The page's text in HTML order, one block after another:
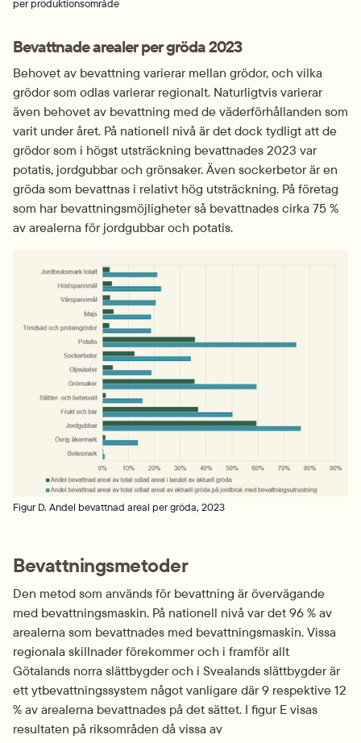
per produktionsområde
Bevattnade arealer per gröda 2023
Behovet av bevattning varierar mellan grödor, och vilka
grödor som odlas varierar regionalt. Naturligtvis varierar
även behovet av bevattning med de väderförhållanden som
varit under året. På nationell nivå är det dock tydligt att de
grödor som i högst utsträckning bevattnades 2023 var
potatis, jordgubbar och grönsaker. Även sockerbetor är en
gröda som bevattnas i relativt hög utsträckning. På företag
som har bevattningsmöjligheter så bevattnades cirka 75 %
av arealerna för jordgubbar och potatis.
Figur D. Andel bevattnad areal per gröda, 2023
Bevattningsmetoder
Den metod som används för bevattning är övervägande
med bevattningsmaskin. På nationell nivå var det 96 % av
arealerna som bevattnades med bevattningsmaskin. Vissa
regionala skillnader förekommer och i framför allt
Götalands norra slättbygder och i Svealands slättbygder är
ett ytbevattningssystem något vanligare där 9 respektive 12
% av arealerna bevattnades på det sättet. I figur E visas
resultaten på riksområden då vissa av